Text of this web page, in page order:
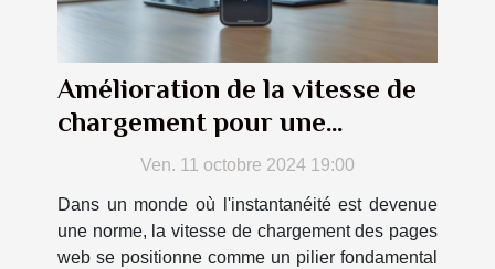
Amélioration de la vitesse de
chargement pour une
meilleure UX
Ven. 11 octobre 2024 19:00
Dans un monde où l'instantanéité est devenue
une norme, la vitesse de chargement des pages
web se positionne comme un pilier fondamental